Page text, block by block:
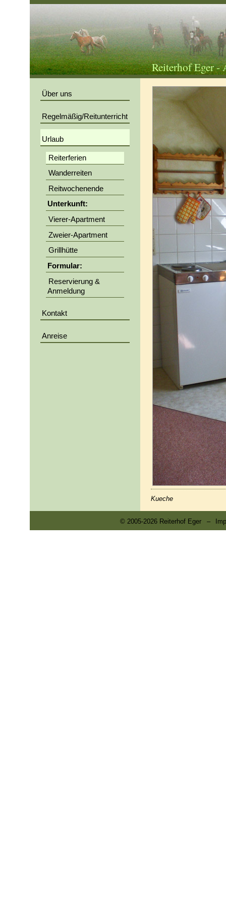
Reiterhof Eger -
Über uns
Regelmäßig/Reitunterricht
Urlaub
Reiterferien
Wanderreiten
Reitwochenende
Unterkunft:
Vierer-Apartment
Zweier-Apartment
Grillhütte
Formular:
Reservierung &
Anmeldung
Kontakt
Anreise
Kueche
© 2005-2026 Reiterhof Eger –